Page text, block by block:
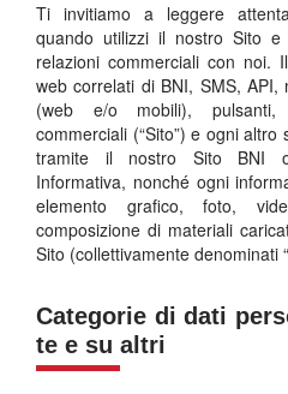
Ti invitiamo a leggere
quando utilizzi il nostro Sito
relazioni commerciali con noi.
web correlati di BNI, SMS, API,
(web e/o mobili), pulsanti,
commerciali (“Sito”) e ogni
tramite il nostro Sito BNI
Informativa, nonché ogni
elemento grafico, foto,
composizione di materiali
Sito (collettivamente denominati
Categorie di dati
te e su altri